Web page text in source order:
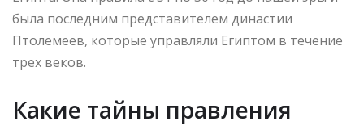
была последним представителем династии
Птолемеев, которые управляли Египтом в течение
трех веков.
Какие тайны правления